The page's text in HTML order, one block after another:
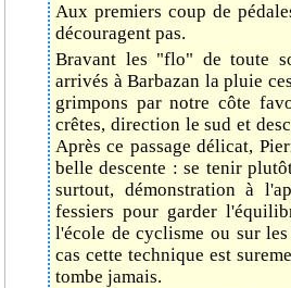
Aux premiers coup de
découragent pas.
Bravant les "flo" de toute
arrivés à Barbazan la pluie
grimpons par notre côte
crêtes, direction le sud et
Après ce passage délicat,
belle descente : se tenir
surtout, démonstration à
fessiers pour garder
l'école de cyclisme ou sur
cas cette technique est
tombe jamais.